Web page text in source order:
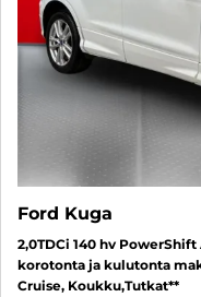
Ford Kuga
2,0TDCi 140 hv
korotonta ja kulutonta
Cruise, Koukku,Tutkat**